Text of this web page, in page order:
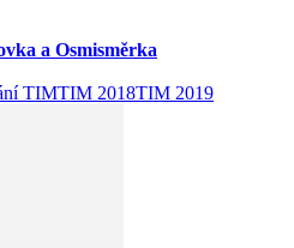
a Osmisměrka
TIMTIM 2018TIM 2019